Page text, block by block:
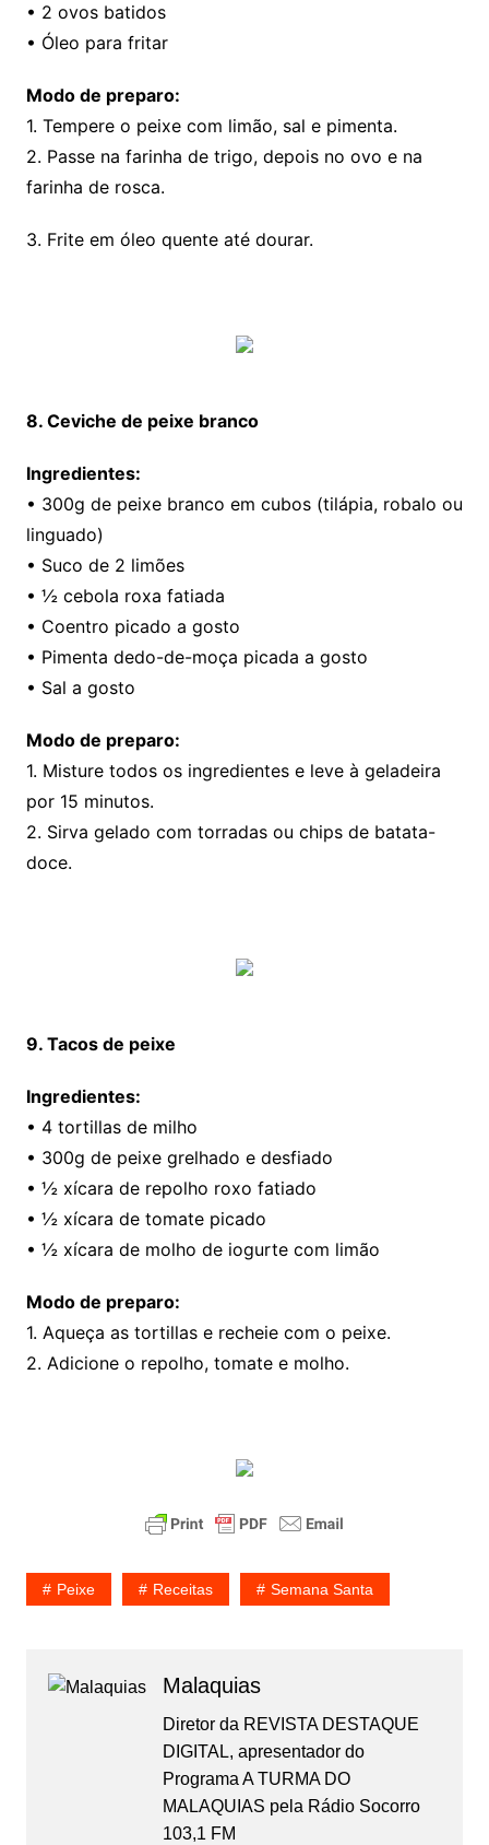
• 2 ovos batidos
• Óleo para fritar
Modo de preparo:
1. Tempere o peixe com limão, sal e pimenta.
2. Passe na farinha de trigo, depois no ovo e na
farinha de rosca.
3. Frite em óleo quente até dourar.
8. Ceviche de peixe branco
Ingredientes:
• 300g de peixe branco em cubos (tilápia, robalo ou
linguado)
• Suco de 2 limões
• ½ cebola roxa fatiada
• Coentro picado a gosto
• Pimenta dedo-de-moça picada a gosto
• Sal a gosto
Modo de preparo:
1. Misture todos os ingredientes e leve à geladeira
por 15 minutos.
2. Sirva gelado com torradas ou chips de batata-
doce.
9. Tacos de peixe
Ingredientes:
• 4 tortillas de milho
• 300g de peixe grelhado e desfiado
• ½ xícara de repolho roxo fatiado
• ½ xícara de tomate picado
• ½ xícara de molho de iogurte com limão
Modo de preparo:
1. Aqueça as tortillas e recheie com o peixe.
2. Adicione o repolho, tomate e molho.
Peixe Receitas Semana Santa
Malaquias
Diretor da REVISTA DESTAQUE
DIGITAL, apresentador do
Programa A TURMA DO
MALAQUIAS pela Rádio Socorro
103,1 FM